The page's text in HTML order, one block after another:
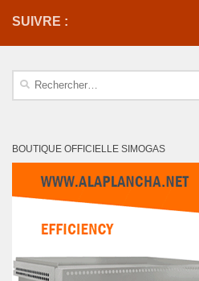
SUIVRE :
Rechercher :
BOUTIQUE OFFICIELLE SIMOGAS